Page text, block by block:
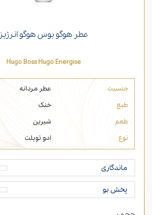
عطر هوگو بوس هوگو انرژیز
Hugo Boss Hugo Energise
جنسیت
عطر مردانه
طبع
خنک
طعم
شیرین
نوع
ادو تویلت
ماندگاری
پخش بو